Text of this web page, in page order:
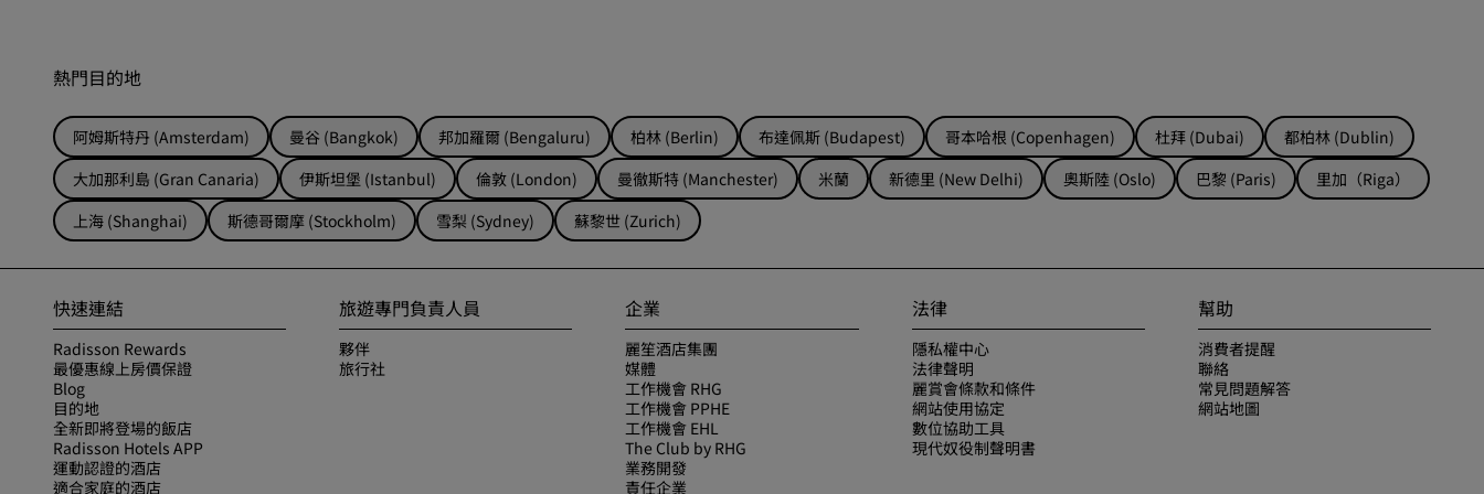
熱門目的地
阿姆斯特丹 (Amsterdam) 曼谷 (Bangkok) 邦加羅爾 (Bengaluru) 柏林 (Berlin) 布達佩斯 (Budapest) 哥本哈根 (Copenhagen) 杜拜 (Dubai)
都柏林 (Dublin)
大加那利島 (Gran Canaria)
伊斯坦堡 (Istanbul) 倫敦 (London) 曼徹斯特 (Manchester) 米蘭 新德里 (New Delhi) 奧斯陸 (Oslo) 巴黎 (Paris)
里加（Riga）
上海 (Shanghai)
斯德哥爾摩 (Stockholm) 雪梨 (Sydney) 蘇黎世 (Zurich)
快速連結
Radisson Rewards
最優惠線上房價保證
Blog
目的地
全新即將登場的飯店
Radisson Hotels APP
運動認證的酒店
適合家庭的酒店
旅遊專門負責人員
夥伴
旅行社
企業
麗笙酒店集團
媒體
工作機會 RHG
工作機會 PPHE
工作機會 EHL
The Club by RHG
業務開發
責任企業
法律
隱私權中心
法律聲明
麗賞會條款和條件
網站使用協定
數位協助工具
現代奴役制聲明書
幫助
消費者提醒
聯絡
常見問題解答
網站地圖